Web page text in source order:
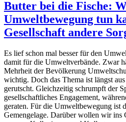
Butter bei die Fische:
Umweltbewegung tun
Gesellschaft andere
Es lief schon mal besser für den
damit für die Umweltverbände. Zwar
Mehrheit der Bevölkerung
wichtig. Doch das Thema ist längst
gerutscht. Gleichzeitig schrumpft der
gesellschaftliches Engagement,
geraten. Für die Umweltbewegung ist
Gemengelage. Darüber wollen wir ins